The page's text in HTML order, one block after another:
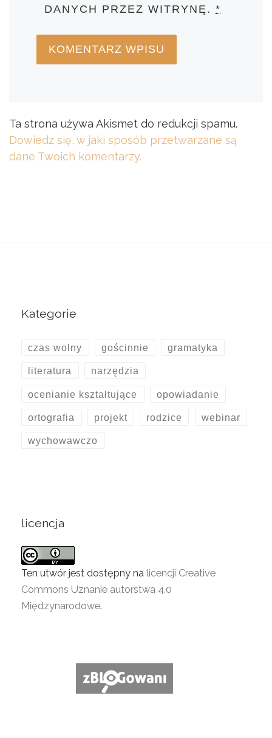
DANYCH PRZEZ WITRYNĘ.*
Ta strona używa Akismet do redukcji spamu.
Dowiedz się, w jaki sposób przetwarzane są
dane Twoich komentarzy.
Kategorie
czas wolny gościnnie gramatyka
literatura narzędzia
ocenianie kształtujące opowiadanie
ortografia projekt rodzice webinar
wychowawczo
licencja
Ten utwór jest dostępny na licencji Creative
Commons Uznanie autorstwa 4.0
Międzynarodowe.